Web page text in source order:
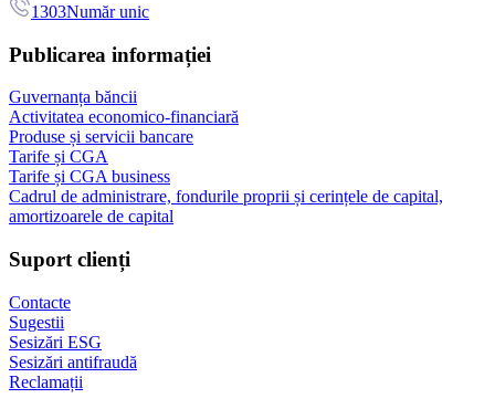
1303Număr unic
Publicarea informației
Guvernanța băncii
Activitatea economico-financiară
Produse și servicii bancare
Tarife și CGA
Tarife și CGA business
Cadrul de administrare, fondurile proprii și cerințele de capital,
amortizoarele de capital
Suport clienți
Contacte
Sugestii
Sesizări ESG
Sesizări antifraudă
Reclamații